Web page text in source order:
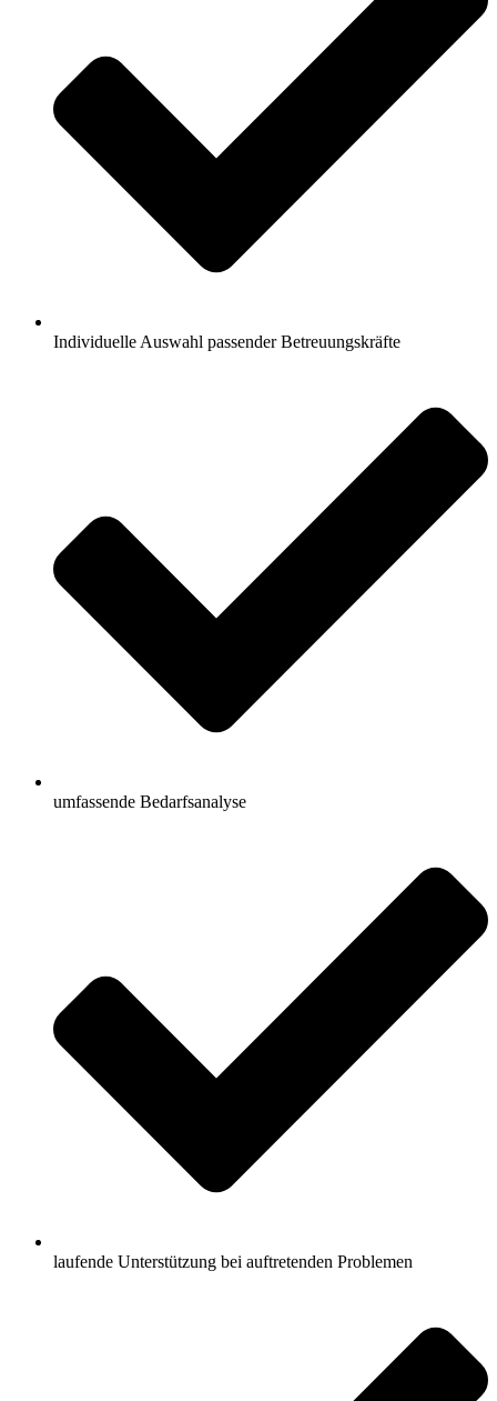
Individuelle Auswahl passender Betreuungskräfte
umfassende Bedarfsanalyse
laufende Unterstützung bei auftretenden Problemen